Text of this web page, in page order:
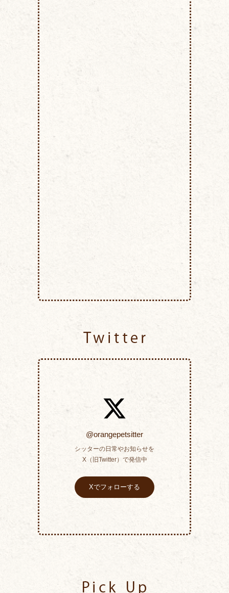
@orangepetsitter
シッターの日常やお知らせを
X（旧Twitter）で発信中
Xでフォローする